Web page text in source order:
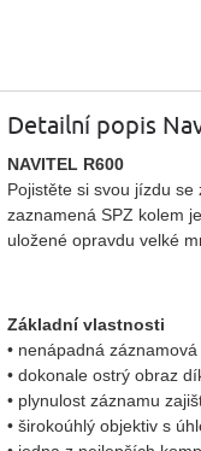
Detailní popis
NAVITEL R600
Pojistěte si svou jízdu
zaznamená SPZ kolem
uložené opravdu velké
Základní vlastnosti
• nenápadná
• dokonale ostrý obraz
• plynulost záznamu
• širokoúhlý objektiv s